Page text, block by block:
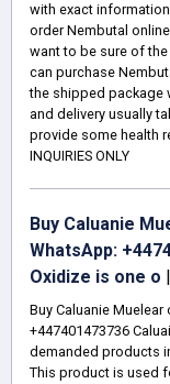
with exact
order Nembutal
want to be sure of
can purchase
the shipped package
and delivery usually
provide some health
INQUIRIES ONLY
Buy Caluanie
WhatsApp:
Oxidize is one o |
Buy Caluanie
+447401473736
demanded products
This product is used